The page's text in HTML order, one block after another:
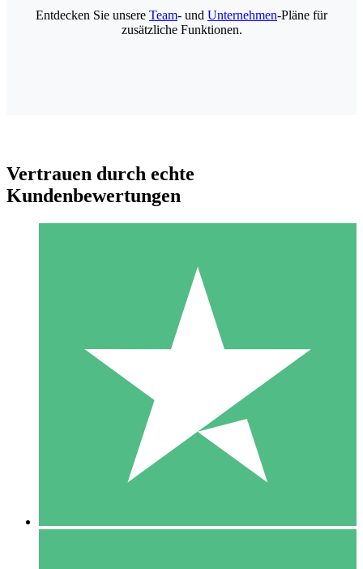
Individuelle Credit-Pakete
Zahlen Sie nach Bedarf mit Download-Credits. Keine
monatliche Verpflichtung erforderlich.
10 00
Entdecken Sie unsere Team- und Unternehmen-Pläne für
zusätzliche Funktionen.
Vertrauen durch echte
Kundenbewertungen